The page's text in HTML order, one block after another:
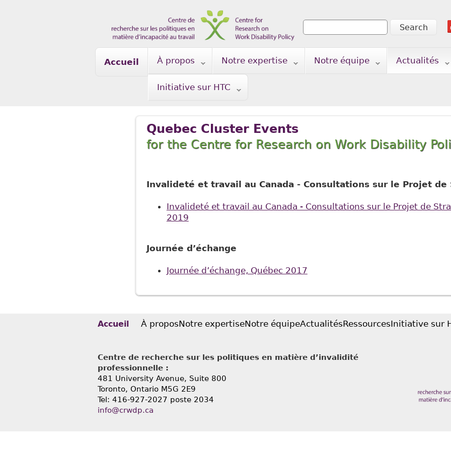
Search form
Search
Accueil À propos Notre expertise Notre équipe Actualités
Initiative sur HTC
Quebec Cluster Events
for the Centre for Research on Work Disability
Invalideté et travail au Canada - Consultations sur le Projet de
Invalideté et travail au Canada - Consultations sur le Projet de
2019
Journée d’échange
Journée d’échange, Québec 2017
Accueil À proposNotre expertiseNotre équipeActualitésRessourcesInitiative sur
Centre de recherche sur les politiques en matière d’invalidité
professionnelle :
481 University Avenue, Suite 800
Toronto, Ontario M5G 2E9
Tel: 416-927-2027 poste 2034
info@crwdp.ca